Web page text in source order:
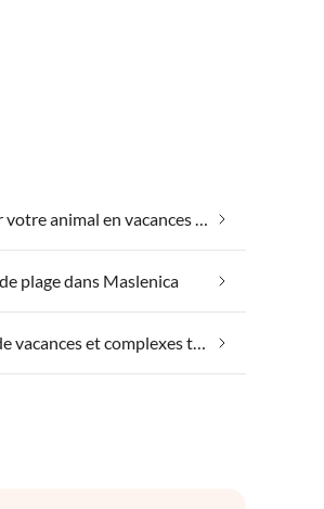
Emmener votre animal en vacances dans Maslenica
plage dans Maslenica
Villages de vacances et complexes touristiques dans Maslenica